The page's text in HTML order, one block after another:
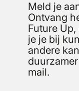
Meld je
Ontvang
Future
je je bij
andere
mail.